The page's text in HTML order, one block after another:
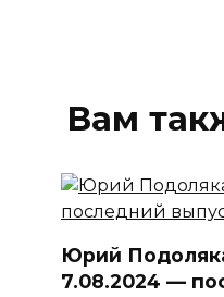
Вам
Юрий
7.08.2024 —